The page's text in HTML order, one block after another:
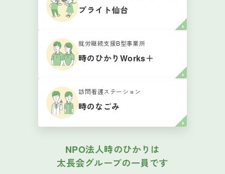
ブライト仙台
就労継続支援B型事業所
時のひかりWorks＋
訪問看護ステーション
時のなごみ
NPO法人時のひかりは
太長会グループの一員です